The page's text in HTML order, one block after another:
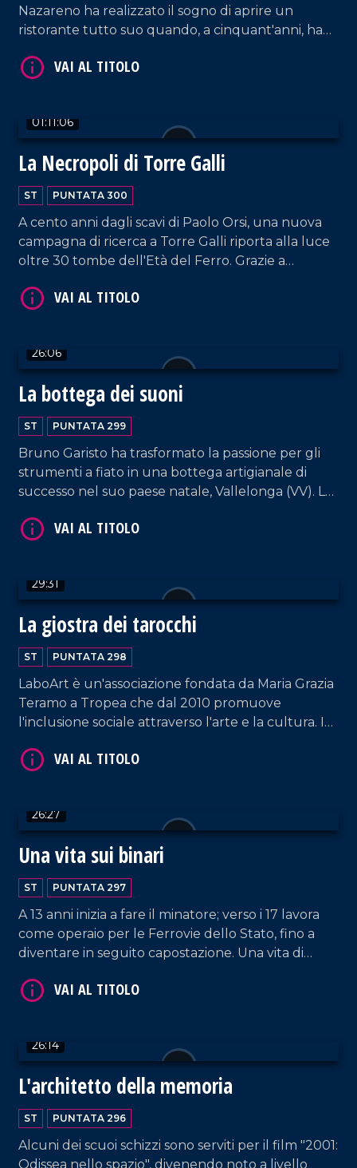
Nazareno ha realizzato il sogno di aprire un
ristorante tutto suo quando, a cinquant'anni, ha
dedicata alla sua amata mamma. Una bella
01:11:06
La Necropoli di Torre Galli
ST PUNTATA 300
A cento anni dagli scavi di Paolo Orsi, una nuova
campagna di ricerca a Torre Galli riporta alla luce
oltre 30 tombe dell'Età del Ferro. Grazie a
preziosi dettagli che svelano la vita delle
26:06
La bottega dei suoni
ST PUNTATA 299
Bruno Garisto ha trasformato la passione per gli
strumenti a fiato in una bottega artigianale di
successo nel suo paese natale, Vallelonga (VV). La
amore per il territorio permettano di costruire il
VAI AL TITOLO
29:31
La giostra dei tarocchi
ST PUNTATA 298
LaboArt è un'associazione fondata da Maria Grazia
Teramo a Tropea che dal 2010 promuove
l'inclusione sociale attraverso l'arte e la cultura. In
loro recente e suggestivo spettacolo teatrale "La
VAI AL TITOLO
26:27
Una vita sui binari
ST PUNTATA 297
A 13 anni inizia a fare il minatore; verso i 17 lavora
come operaio per le Ferrovie dello Stato, fino a
diventare in seguito capostazione. Una vita di
che oggi, a cento anni, continua a vivere accanto
VAI AL TITOLO
26:14
L'architetto della memoria
ST PUNTATA 296
Alcuni dei scuoi schizzi sono serviti per il film "2001:
Odissea nello spazio", divenendo noto a livello
VAI AL TITOLO
VAI AL TITOLO
VAI AL TITOLO